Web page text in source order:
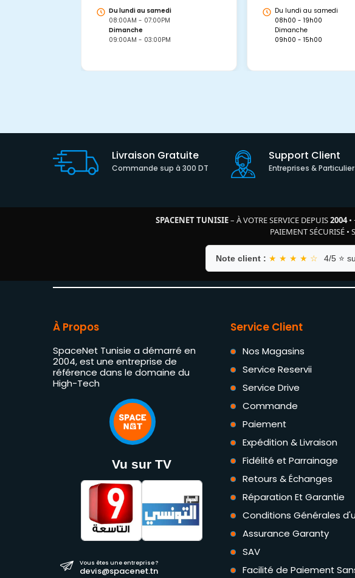
Du lundi au samedi
08:00AM - 07:00PM
Dimanche
09:00AM - 03:00PM
Du lundi au samedi
08h00 - 19h00
Dimanche
09h00 - 15h00
Livraison Gratuite
Commande sup à 300 DT
Support Client
Entreprises &
SPACENET TUNISIE– À VOTRE SERVICE DEPUIS2004•
PAIEMENT SÉCURISÉ •
Note client : ★ ★ ★ ★ ☆ 4/5 ⭐
À Propos
SpaceNet Tunisie a démarré en
2004, est une entreprise de
référence dans le domaine du
High-Tech
Vu sur TV
Vous êtes une entreprise ?
devis@spacenet.tn
Service Client
Nos Magasins
Service Reservii
Service Drive
Commande
Paiement
Expédition & Livraison
Fidélité et Parrainage
Retours & Échanges
Réparation Et Garantie
Conditions Générales
Assurance Garanty
SAV
Facilité de Paiement